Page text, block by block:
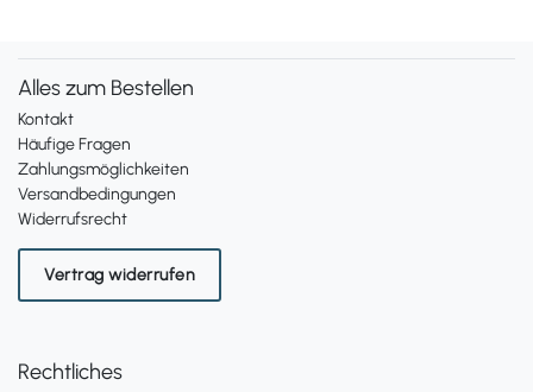
Alles zum Bestellen
Kontakt
Häufige Fragen
Zahlungsmöglichkeiten
Versandbedingungen
Widerrufsrecht
Vertrag widerrufen
Rechtliches